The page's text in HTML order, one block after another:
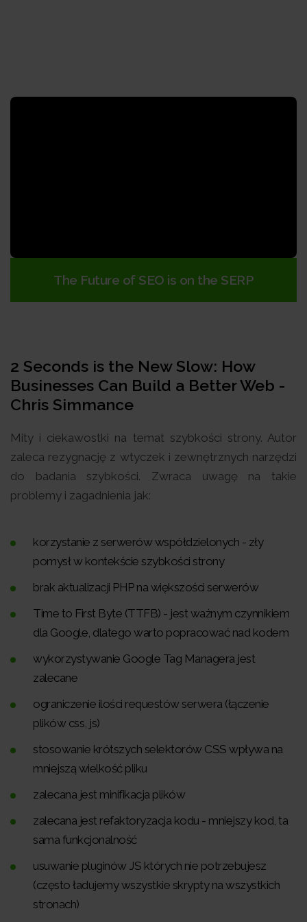
The Future of SEO is on the SERP
2 Seconds is the New Slow: How
Businesses Can Build a Better Web -
Chris Simmance
Mity i ciekawostki na temat szybkości strony. Autor
zaleca rezygnację z wtyczek i zewnętrznych narzędzi
do badania szybkości. Zwraca uwagę na takie
problemy i zagadnienia jak:
korzystanie z serwerów współdzielonych - zły
pomysł w kontekście szybkości strony
brak aktualizacji PHP na większości serwerów
Time to First Byte (TTFB) - jest ważnym czynnikiem
dla Google, dlatego warto popracować nad kodem
wykorzystywanie Google Tag Managera jest
zalecane
ograniczenie ilości requestów serwera (łączenie
plików css, js)
stosowanie krótszych selektorów CSS wpływa na
mniejszą wielkość pliku
zalecana jest minifikacja plików
zalecana jest refaktoryzacja kodu - mniejszy kod, ta
sama funkcjonalność
usuwanie pluginów JS których nie potrzebujesz
(często ładujemy wszystkie skrypty na wszystkich
stronach)